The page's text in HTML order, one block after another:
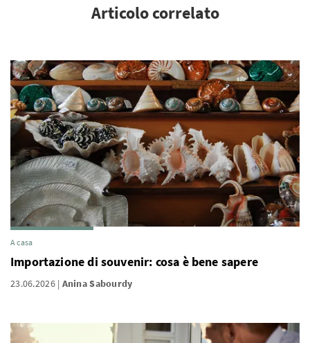
Articolo correlato
A casa
Importazione di souvenir: cosa è bene sapere
23.06.2026 Anina Sabourdy